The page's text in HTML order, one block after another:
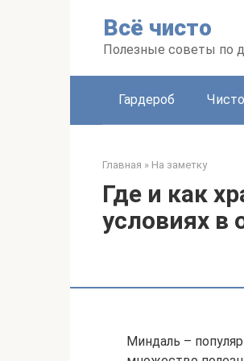
Всё чисто
Полезные советы по
Гардероб
Главная » На заметку
Где и как
условиях в
Миндаль –